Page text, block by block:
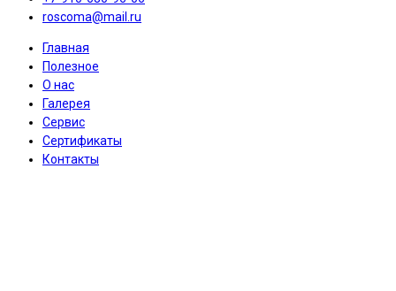
roscoma@mail.ru
Главная
Полезное
О нас
Галерея
Сервис
Сертификаты
Контакты